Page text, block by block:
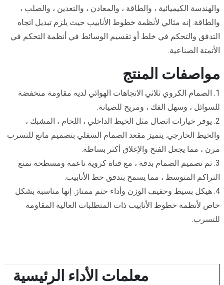
والهندسة الكيميائية ، والطاقة ، والمعادن ، والتعدين ، والصلب ،
والطاقة. إنه مثالي لأنظمة خطوط الأنابيب حيث يلزم تبديل اتجاه
التدفق والتحكم في خلط أو تقسيم الوسائط في أنظمة التحكم في
الأتمتة الصناعية.
مواصفات المنتج
1. الصمام الكروي ثلاثي الاتجاهات الهوائي لديه مقاومة منخفضة
للسوائل ، وسهل الفك ، ومريح للصيانة.
2. يوفر خيارات اتصال مثل الخيط الداخلي ، اللحام ، المشبك ،
والخيط الخارجي. يتميز مقعد الصمام السفلي بتصميم مانع للتسرب
مرن ، مما يجعل الفتح والإغلاق أكثر بساطة.
3. تم تصميم الصمام بدقة ، مع قناة كروية ناعمة ومسطحة تمنع
التراكم المتوسط ، مما يسمح بتدفق خط الأنابيب.
4. هيكل بسيط وخفيف الوزن وأداء ختم ممتاز. إنها مناسبة بشكل
خاص لأنظمة خطوط الأنابيب ذات المتطلبات العالية المقاومة
للتسرب.
معلمات الأداء الرئيسية